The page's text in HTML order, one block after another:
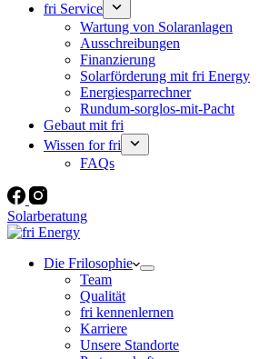
fri Service
Wartung von Solaranlagen
Ausschreibungen
Finanzierung
Solarförderung mit fri Energy
Energiesparrechner
Rundum-sorglos-mit-Pacht
Gebaut mit fri
Wissen for fri
FAQs
Solarberatung
Die Frilosophie
Team
Qualität
fri kennenlernen
Karriere
Unsere Standorte